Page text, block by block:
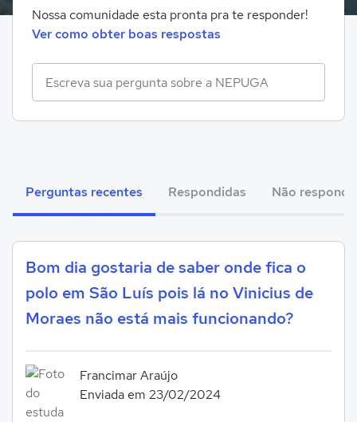
Nossa comunidade esta pronta pra te responder!
Ver como obter boas respostas
Perguntas recentes Respondidas Não
Bom dia gostaria de saber onde fica o
polo em São Luís pois lá no Vinicius de
Moraes não está mais funcionando?
Francimar Araújo
Enviada em 23/02/2024